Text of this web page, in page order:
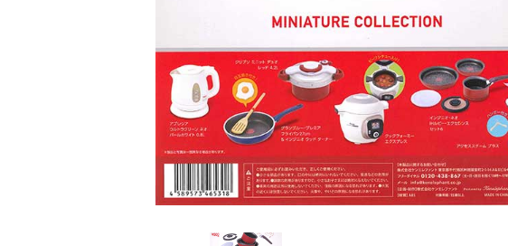
販促用カプセルトイ
よくあるご質問
ご利用ガイド